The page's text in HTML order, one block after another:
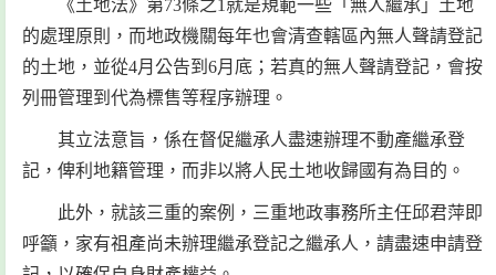
《土地法》第73條之1就是規範一些「無人繼承」土地
的處理原則，而地政機關每年也會清查轄區內無人聲請登記
的土地，並從4月公告到6月底；若真的無人聲請登記，會按
列冊管理到代為標售等程序辦理。
其立法意旨，係在督促繼承人盡速辦理不動產繼承登
記，俾利地籍管理，而非以將人民土地收歸國有為目的。
此外，就該三重的案例，三重地政事務所主任邱君萍即
呼籲，家有祖產尚未辦理繼承登記之繼承人，請盡速申請登